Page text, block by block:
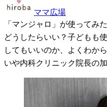
ママ広場
「マンジャロ」が使ってみ
どうしたらいい？子どもも
してもいいのか、よくわか
いや内科クリニック院長の